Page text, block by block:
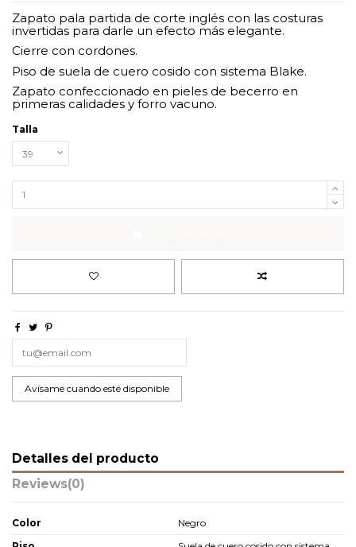
Zapato pala partida de corte inglés con las costuras
invertidas para darle un efecto más elegante.
Cierre con cordones.
Piso de suela de cuero cosido con sistema Blake.
Zapato confeccionado en pieles de becerro en
primeras calidades y forro vacuno.
Talla
Detalles del producto
Reviews(0)
Color
Negro